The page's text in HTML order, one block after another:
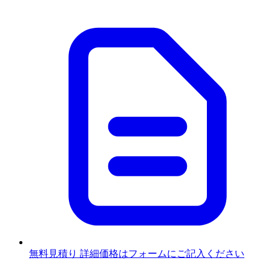
無料見積り 詳細価格はフォームにご記入ください